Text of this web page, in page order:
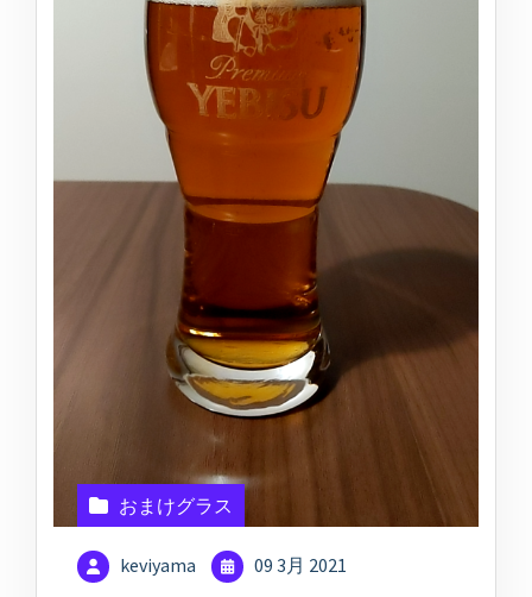
おまけグラス
keviyama 09 3月 2021